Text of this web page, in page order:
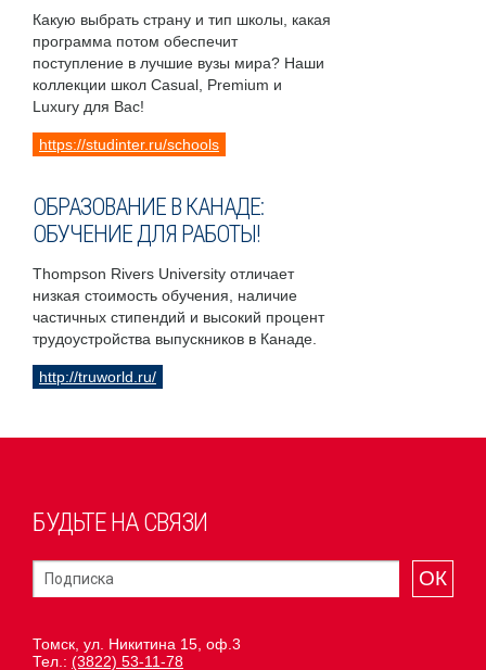
Какую выбрать страну и тип школы, какая
программа потом обеспечит
поступление в лучшие вузы мира? Наши
коллекции школ Casual, Premium и
Luxury для Вас!
https://studinter.ru/schools
ОБРАЗОВАНИЕ В КАНАДЕ:
ОБУЧЕНИЕ ДЛЯ РАБОТЫ!
Thompson Rivers University отличает
низкая стоимость обучения, наличие
частичных стипендий и высокий процент
трудоустройства выпускников в Канаде.
http://truworld.ru/
БУДЬТЕ НА СВЯЗИ
ОК
Томск, ул. Никитина 15, оф.3
Тел.: (3822) 53-11-78